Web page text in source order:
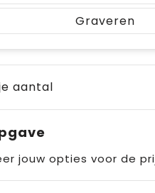
Graveren
aantal
jouw opties voor de